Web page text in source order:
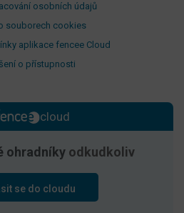
osobních údajů
souborech cookies
aplikace fencee Cloud
o přístupnosti
cloud
ohradníky odkudkoliv
se do cloudu